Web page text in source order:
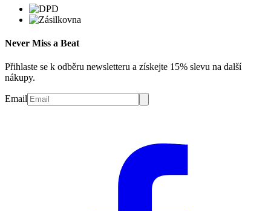
Never Miss a Beat
Přihlaste se k odběru newsletteru a získejte 15% slevu na další
nákupy.
Email